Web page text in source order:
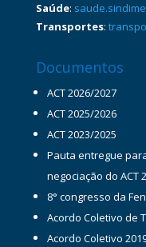
Saúde:
Transportes:
Documentos
ACT 2026/2027
ACT 2025/2026
ACT 2023/2025
Pauta entregue
negociação do ACT
8° congresso da
Acordo Coletivo de
Acordo Coletivo